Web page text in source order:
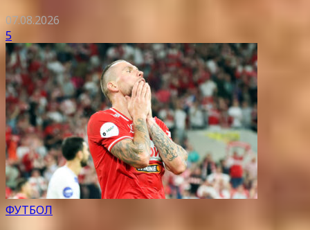
07.08.2026
5
ФУТБОЛ